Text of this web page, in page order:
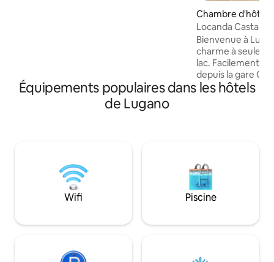
Chambre d'hôtel
Locanda
(deux chambres)
Bienvenue à
charme à
lac. Facilement
depuis la gare
la commune
vous ? Réservez
Équipements populaires dans les hôtels
de Lugano
Wifi Piscine